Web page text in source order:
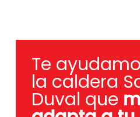
Te
la caldera
Duval que
adapta a tu